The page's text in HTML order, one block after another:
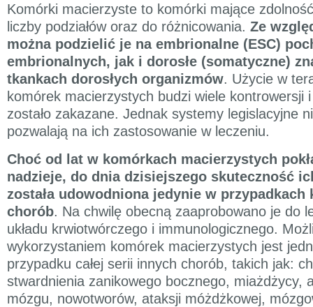
Komórki macierzyste to komórki mające
liczby podziałów oraz do różnicowania. Ze
można podzielić je na embrionalne (ESC)
embrionalnych, jak i dorosłe (somatyczne)
tkankach dorosłych organizmów. Użycie w
komórek macierzystych budzi wiele kontrowersji
zostało zakazane. Jednak systemy legislacyjne
pozwalają na ich zastosowanie w leczeniu.
Choć od lat w komórkach macierzystych
nadzieje, do dnia dzisiejszego skuteczność
została udowodniona jedynie w
chorób. Na chwilę obecną zaaprobowano je do
układu krwiotwórczego i immunologicznego.
wykorzystaniem komórek macierzystych jest
przypadku całej serii innych chorób, takich jak:
stwardnienia zanikowego bocznego, miażdżycy,
mózgu, nowotworów, ataksji móżdżkowej,